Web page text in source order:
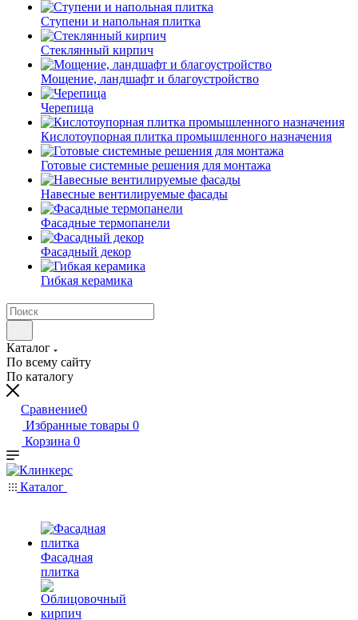
Ступени и напольная плитка
Cтеклянный кирпич
Мощение, ландшафт и благоустройство
Черепица
Кислотоупорная плитка промышленного назначения
Готовые системные решения для монтажа
Навесные вентилируемые фасады
Фасадные термопанели
Фасадный декор
Гибкая керамика
Каталог
По всему сайту
По каталогу
Сравнение0
Избранные товары 0
Корзина 0
Каталог
Фасадная
плитка